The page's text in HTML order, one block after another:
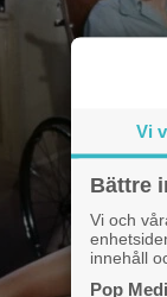
Vi
Bättre
Vi och
innehåll
Pop